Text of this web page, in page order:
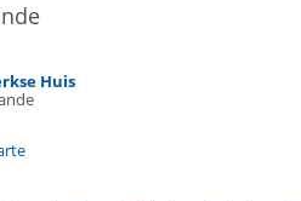
Huis